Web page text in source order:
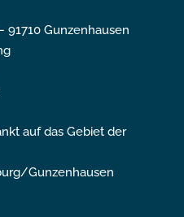
91710 Gunzenhausen
auf das Gebiet der
Gunzenhausen